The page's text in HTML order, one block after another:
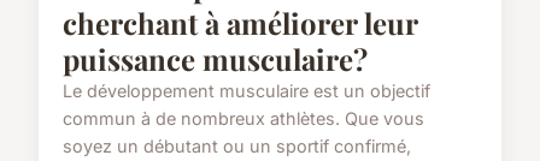
cherchant à améliorer leur
puissance musculaire?
Le développement musculaire est un objectif
commun à de nombreux athlètes. Que vous
soyez un débutant ou un sportif confirmé,